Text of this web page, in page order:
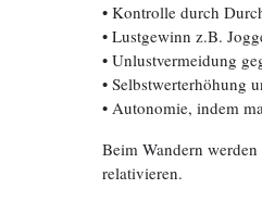
• Kontrolle durch
• Lustgewinn z.B.
• Unlustvermeidung
• Selbstwerterhöhung
• Autonomie, indem
Beim Wandern
relativieren.